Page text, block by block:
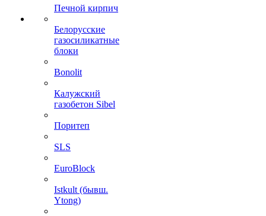
Печной кирпич
Белорусские
газосиликатные
блоки
Bonolit
Калужский
газобетон Sibel
Поритеп
SLS
EuroBlock
Istkult (бывш.
Ytong)